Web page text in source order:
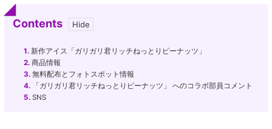
Contents
1.新作アイス「ガリガリ君リッチねっとりピーナッツ」
2.商品情報
3.無料配布とフォトスポット情報
4.「ガリガリ君リッチねっとりピーナッツ」 へのコラボ部員コメント
5.SNS